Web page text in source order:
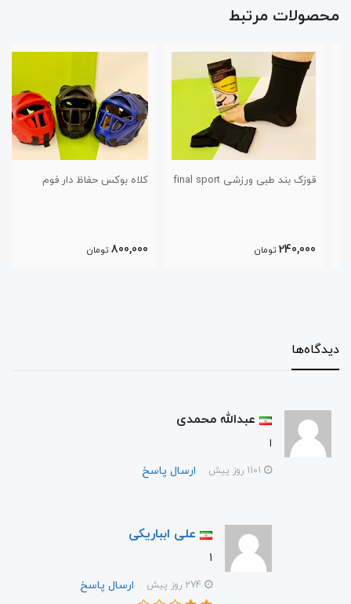
محصولات مرتبط
قوزک بند طبی ورزشی final sport
240,000 تومان
کلاه بوکس حفاظ دار فوم
800,000 تومان
دیدگاه‌ها
عبدالله محمدی
ا
ارسال پاسخ
علی ابباریکی
1
ارسال پاسخ